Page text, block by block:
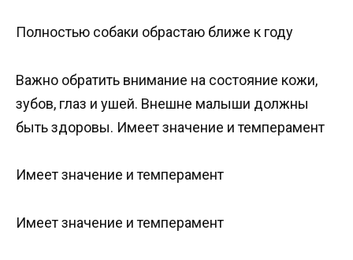
Полностью собаки обрастаю ближе к году
Важно обратить внимание на состояние кожи,
зубов, глаз и ушей. Внешне малыши должны
быть здоровы. Имеет значение и темперамент
Имеет значение и темперамент
Имеет значение и темперамент